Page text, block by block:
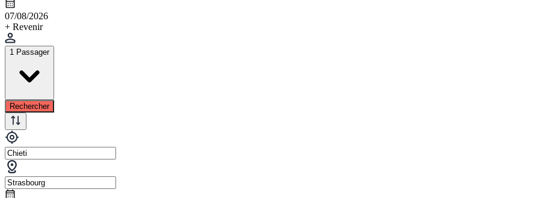
07/08/2026
+ Revenir
1 Passager
Rechercher